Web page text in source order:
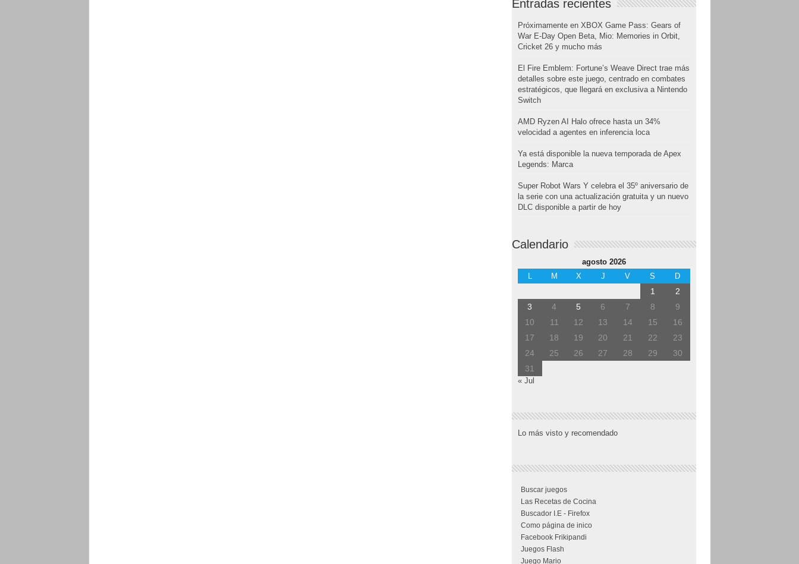
Entradas recientes
Próximamente en XBOX Game Pass: Gears of
War E-Day Open Beta, Mio: Memories in Orbit,
Cricket 26 y mucho más
El Fire Emblem: Fortune’s Weave Direct trae más
detalles sobre este juego, centrado en combates
estratégicos, que llegará en exclusiva a Nintendo
Switch
AMD Ryzen AI Halo ofrece hasta un 34%
velocidad a agentes en inferencia loca
Ya está disponible la nueva temporada de Apex
Legends: Marca
Super Robot Wars Y celebra el 35º aniversario de
la serie con una actualización gratuita y un nuevo
DLC disponible a partir de hoy
Calendario
agosto 2026
L
M X J V S D
1
2
3
4 5 6 7 8
9
10
11 12 13 14 15
16
17
18 19 20 21 22
23
24
25 26 27 28 29
30
31
« Jul
Lo más visto y recomendado
Buscar juegos
Las Recetas de Cocina
Buscador I.E - Firefox
Como página de inico
Facebook Frikipandi
Juegos Flash
Juego Mario